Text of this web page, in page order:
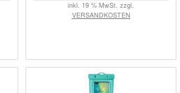
inkl. 19 % MwSt. zzgl.
VERSANDKOSTEN